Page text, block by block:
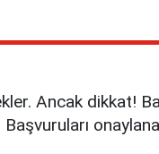
Ancak dikkat!